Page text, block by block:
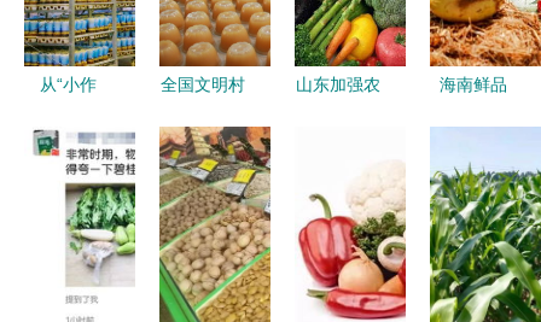
从“小作
业” 重庆食
用菌跻身第
五大农产品
的启示
全国文明村
文明乡风滋
养美丽乡
村，绽放特
色农产品新
光彩
山东加强农
海南鲜品
线上与海外
的生活化转
型